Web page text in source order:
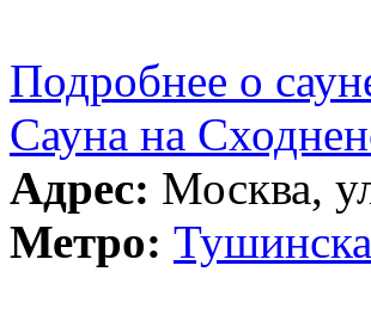
Подробнее о
Сауна на
Адрес: Москва,
Метро: